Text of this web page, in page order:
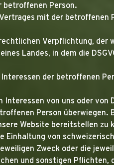
betroffenen Person.
mit der betroffenen
Verpflichtung, der
Landes, in dem die
der betroffenen
von uns oder von
Person überwiegen.
Website bereitstellen zu
Einhaltung von
Zweck oder die
und sonstigen Pflichten,